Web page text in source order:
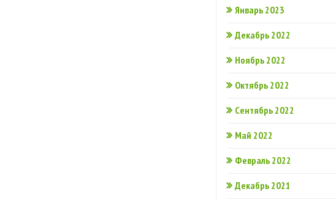
Январь 2023
Декабрь 2022
Ноябрь 2022
Октябрь 2022
Сентябрь 2022
Май 2022
Февраль 2022
Декабрь 2021